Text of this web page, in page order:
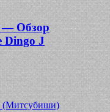
— Обзор
Dingo J
(Митсубиши)